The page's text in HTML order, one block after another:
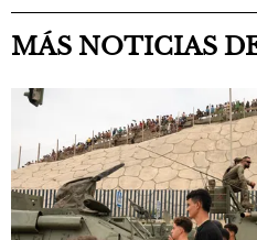
MÁS NOTICIAS